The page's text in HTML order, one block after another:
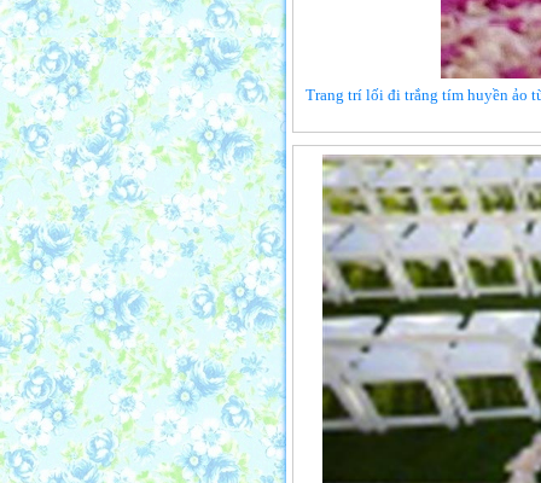
Trang trí lối đi trắng tím huyền ảo